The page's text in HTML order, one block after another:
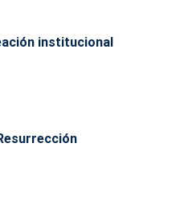
institucional